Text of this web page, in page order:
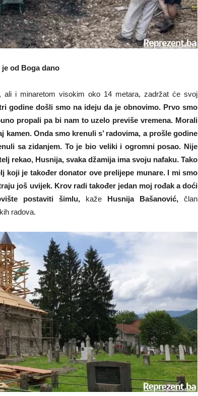
od Boga dano
ali i minaretom visokim oko 14 metara, zadržat će svoj
godine došli smo na ideju da je obnovimo. Prvo smo
propali pa bi nam to uzelo previše vremena. Morali
Onda smo krenuli s’ radovima, a prošle godine
sa zidanjem. To je bio veliki i ogromni posao. Nije
rekao, Husnija, svaka džamija ima svoju nafaku. Tako
koji je također donator ove prelijepe munare. I mi smo
još uvijek. Krov radi također jedan moj rođak a doći
postaviti šimlu, kaže Husnija Bašanović,član
radova.